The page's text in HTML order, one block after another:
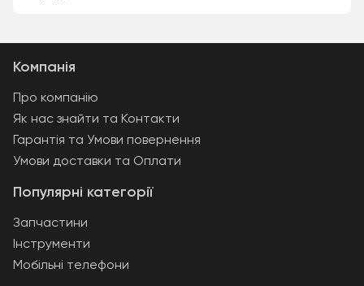
Популярні категорії
Запчастини
Інструменти
Мобільні телефони
Компанія
Про компанію
Як нас знайти та Контакти
Гарантія та Умови повернення
Умови доставки та Оплати